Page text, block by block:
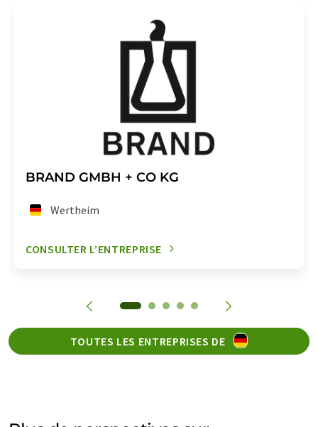
BRAND GMBH + CO KG
Wertheim
CONSULTER L’ENTREPRISE
TOUTES LES ENTREPRISES DE